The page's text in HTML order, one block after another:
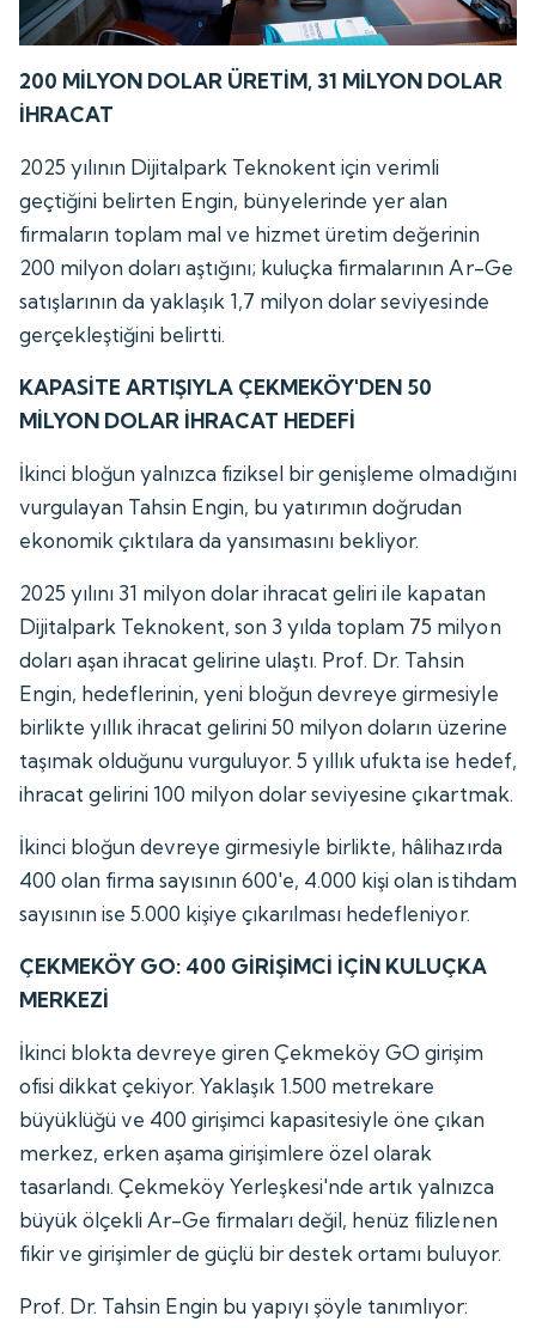
200 MİLYON DOLAR ÜRETİM, 31 MİLYON DOLAR
İHRACAT
2025 yılının Dijitalpark Teknokent için verimli
geçtiğini belirten Engin, bünyelerinde yer alan
firmaların toplam mal ve hizmet üretim değerinin
200 milyon doları aştığını; kuluçka firmalarının Ar-Ge
satışlarının da yaklaşık 1,7 milyon dolar seviyesinde
gerçekleştiğini belirtti.
KAPASİTE ARTIŞIYLA ÇEKMEKÖY'DEN 50
MİLYON DOLAR İHRACAT HEDEFİ
İkinci bloğun yalnızca fiziksel bir genişleme olmadığını
vurgulayan Tahsin Engin, bu yatırımın doğrudan
ekonomik çıktılara da yansımasını bekliyor.
2025 yılını 31 milyon dolar ihracat geliri ile kapatan
Dijitalpark Teknokent, son 3 yılda toplam 75 milyon
doları aşan ihracat gelirine ulaştı. Prof. Dr. Tahsin
Engin, hedeflerinin, yeni bloğun devreye girmesiyle
birlikte yıllık ihracat gelirini 50 milyon doların üzerine
taşımak olduğunu vurguluyor. 5 yıllık ufukta ise hedef,
ihracat gelirini 100 milyon dolar seviyesine çıkartmak.
İkinci bloğun devreye girmesiyle birlikte, hâlihazırda
400 olan firma sayısının 600'e, 4.000 kişi olan istihdam
sayısının ise 5.000 kişiye çıkarılması hedefleniyor.
ÇEKMEKÖY GO: 400 GİRİŞİMCİ İÇİN KULUÇKA
MERKEZİ
İkinci blokta devreye giren Çekmeköy GO girişim
ofisi dikkat çekiyor. Yaklaşık 1.500 metrekare
büyüklüğü ve 400 girişimci kapasitesiyle öne çıkan
merkez, erken aşama girişimlere özel olarak
tasarlandı. Çekmeköy Yerleşkesi'nde artık yalnızca
büyük ölçekli Ar-Ge firmaları değil, henüz filizlenen
fikir ve girişimler de güçlü bir destek ortamı buluyor.
Prof. Dr. Tahsin Engin bu yapıyı şöyle tanımlıyor: